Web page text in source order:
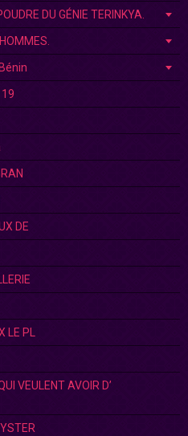
DU GÉNIE TERINKYA.
DE
LE PL
VEULENT AVOIR D’